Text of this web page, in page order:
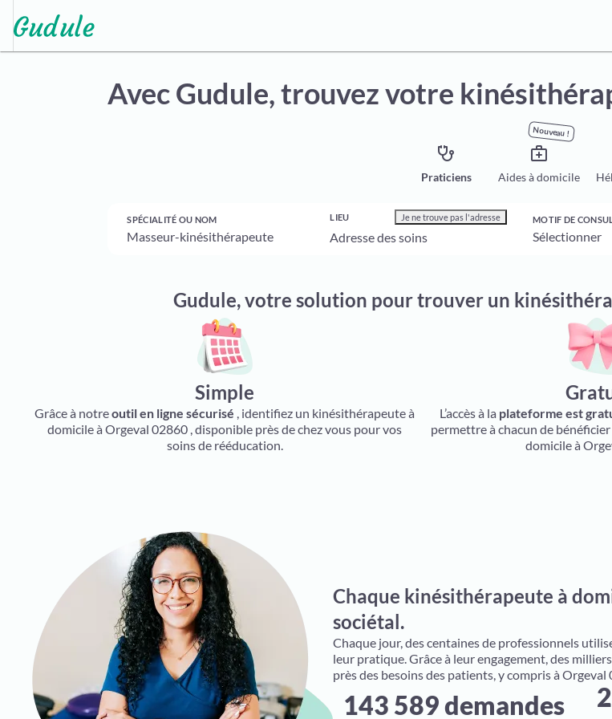
Avec Gudule,trouvez votre
stethoscope
Praticiens
Nouveau !
medical_services
Aides à domicile
SPÉCIALITÉ OU NOM LIEU Je ne trouve pas l'adresse MOTIF DE
Gudule, votre solution pour trouver un
Simple
Grâce à notreoutil en ligne sécurisé , identifiez un kinésithérapeute à
domicile à Orgeval 02860 , disponible près de chez vous pour vos
soins de rééducation.
L’accès à la plateforme est
permettre à chacun de
domicile à
Chaque kinésithérapeute à
sociétal.
Chaque jour, des centaines de professionnels
leur pratique. Grâce à leur engagement, des
près des besoins des patients, y compris à Orgeval
143 589 demandes